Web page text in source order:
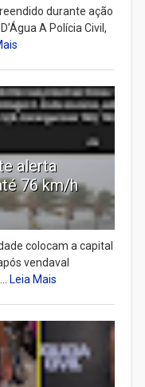
durante ação
A Polícia Civil,
alerta
76 km/h
colocam a capital
vendaval
Leia Mais